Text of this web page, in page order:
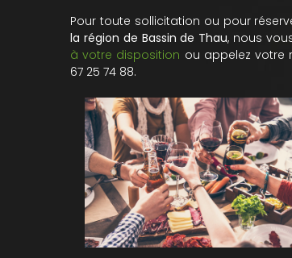
Pour toute sollicitation ou pour
la région de Bassin de Thau, nous
à votre disposition ou appelez votre
67 25 74 88.